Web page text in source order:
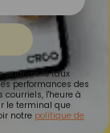
analyse le taux
performances des
courriels, l'heure à
le terminal que
notre politique de